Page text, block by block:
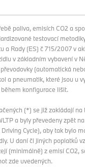
paliva, emisích CO2 a
testovací
a Rady (ES) č 715/2007 v
v základním vybavení v
(automatická
a pneumatik, které jsou u
konfigurace lišit.
(*) se již zakládají na
a byly převedeny zpět
Cycle), aby tak bylo
U daní či jiných poplatků
(minimálně) z emisí CO2,
zde uvedených.